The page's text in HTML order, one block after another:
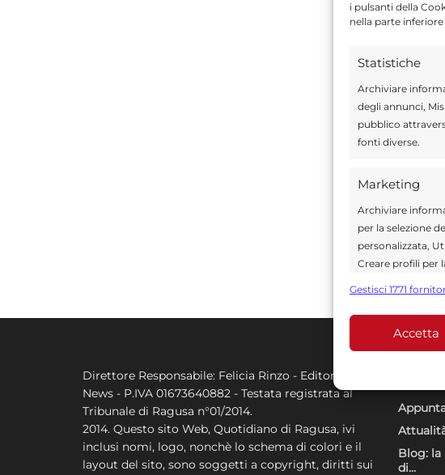
i pulsanti della
nella parte
Statistiche
Archiviare
degli annunci,
pubblico
fonti diverse.
Marketing
Archiviare
per la selezione
personalizzata,
Creare profili per
Utilizzare dati
Funzionalità
Abbinare e
alle informazioni
Utilizzare dati
dispositivi in
Gestisci 1771
Accetta
Direttore Responsabile: Felicia Rinzo - Editore QDR
News - P.IVA 01673640882 - Testata registrata al
Tribunale di Ragusa n°01/2014.
2014. Questo sito Web, Quotidiano di Ragusa, ivi
inclusi nomi, logo, nonchè lo schema di colori e il
layout del sito, sono soggetti a copyright, diritti sui
Blog: la
di…